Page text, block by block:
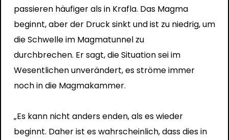
passieren häufiger als in Krafla. Das Magma
beginnt, aber der Druck sinkt und ist zu niedrig, um
die Schwelle im Magmatunnel zu
durchbrechen. Er sagt, die Situation sei im
Wesentlichen unverändert, es ströme immer
noch in die Magmakammer.
„Es kann nicht anders enden, als es wieder
beginnt. Daher ist es wahrscheinlich, dass dies in